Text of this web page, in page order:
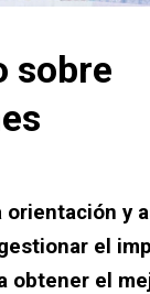
sobre
orientación y
el
obtener el